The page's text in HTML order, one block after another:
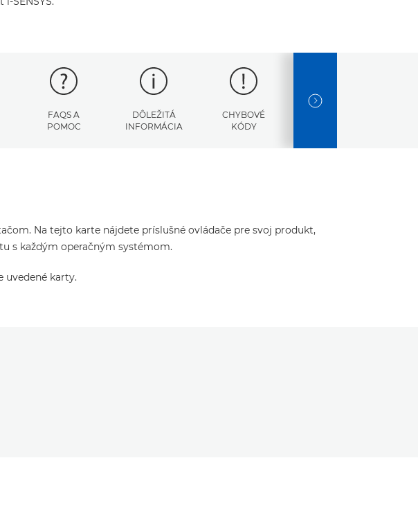
FAQS A
POMOC
DÔLEŽITÁ
INFORMÁCIA
CHYBOVÉ
KÓDY
NEXT SLIDE
Na tejto karte nájdete príslušné ovládače pre svoj produkt,
s každým operačným systémom.
uvedené karty.